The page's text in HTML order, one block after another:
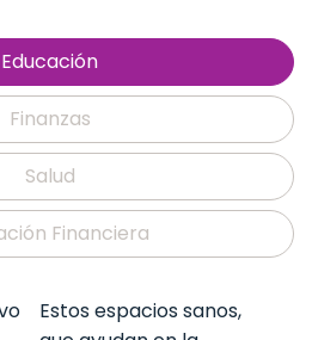
Educación
Finanzas
Salud
Financiera
Estos espacios sanos,